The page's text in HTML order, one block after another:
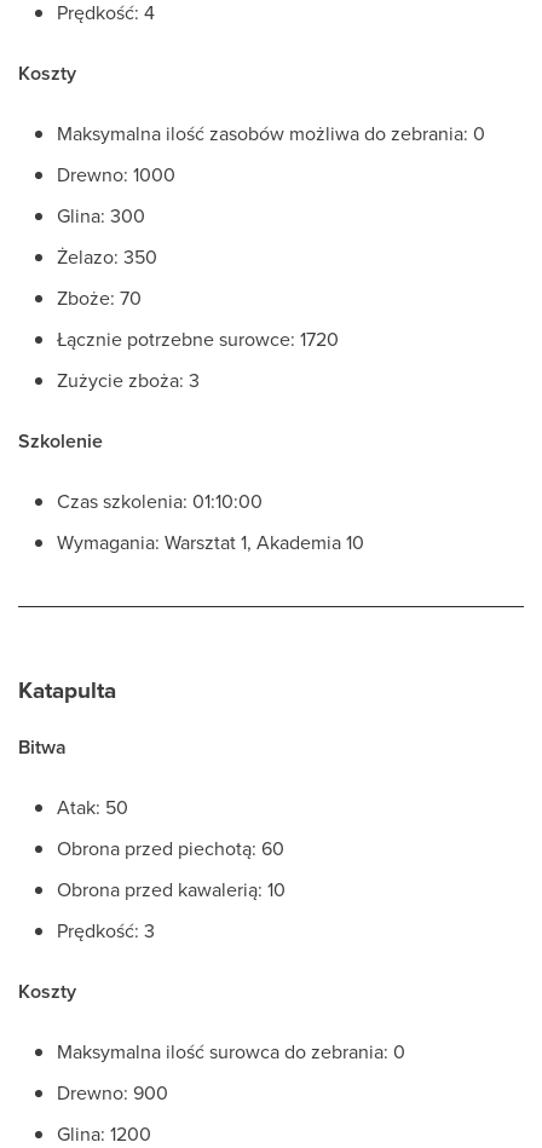
Prędkość: 4
Koszty
Maksymalna ilość zasobów możliwa do zebrania: 0
Drewno: 1000
Glina: 300
Żelazo: 350
Zboże: 70
Łącznie potrzebne surowce: 1720
Zużycie zboża: 3
Szkolenie
Czas szkolenia: 01:10:00
Wymagania: Warsztat 1, Akademia 10
Katapulta
Bitwa
Atak: 50
Obrona przed piechotą: 60
Obrona przed kawalerią: 10
Prędkość: 3
Koszty
Maksymalna ilość surowca do zebrania: 0
Drewno: 900
Glina: 1200